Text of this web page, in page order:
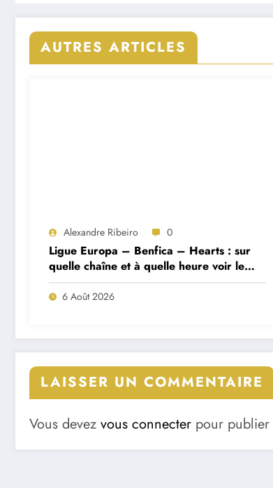
AUTRES ARTICLES
Alexandre Ribeiro 0
Ligue Europa – Benfica – Hearts : sur
quelle chaîne et à quelle heure voir le
match ?
6 Août 2026
LAISSER UN COMMENTAIRE
Vous devez vous connecter pour